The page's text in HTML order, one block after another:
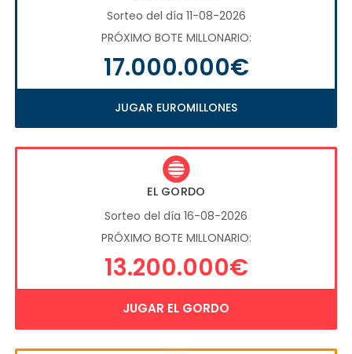
Sorteo del día 11-08-2026
PRÓXIMO BOTE MILLONARIO:
17.000.000€
JUGAR EUROMILLONES
EL GORDO
Sorteo del día 16-08-2026
PRÓXIMO BOTE MILLONARIO:
13.200.000€
JUGAR EL GORDO